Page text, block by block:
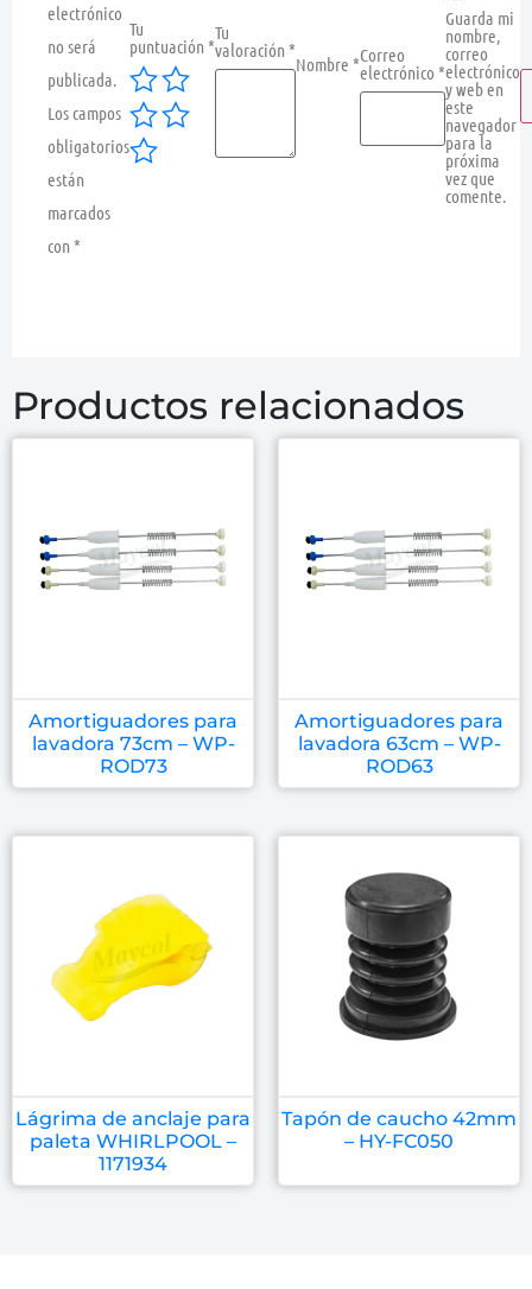
electrónico
no será
publicada.
Los campos
obligatorios
están
marcados
con *
Tu
puntuación *
Tu
valoración *
Nombre *Correo
electrónico *
Guarda mi
nombre,
correo
electrónico
y web en
este
navegador
para la
próxima
vez que
comente.
Productos relacionados
Amortiguadores para
lavadora 73cm – WP-
ROD73
Amortiguadores para
lavadora 63cm – WP-
ROD63
Lágrima de anclaje para
paleta WHIRLPOOL –
1171934
Tapón de caucho 42mm
– HY-FC050